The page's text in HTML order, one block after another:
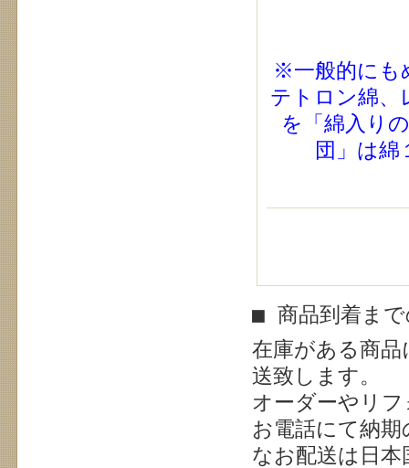
※一般的にも
テトロン綿、
を「綿入り
団」は綿
■ 商品到着ま
在庫がある商
送致します。
オーダーやリ
お電話にて納
なお配送は日